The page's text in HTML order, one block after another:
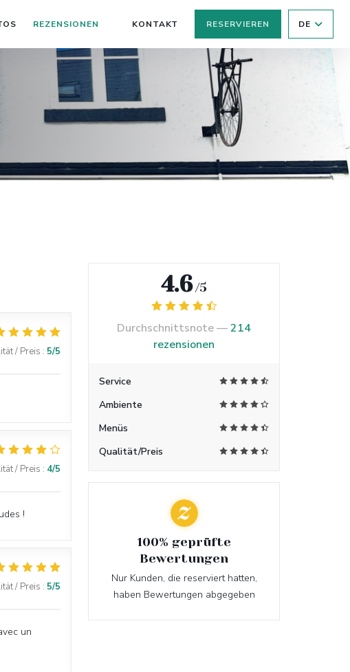
REZENSIONEN KONTAKT RESERVIEREN DE
/ Preis : 5/5
/ Preis : 4/5
!
/ Preis : 5/5
un
4.6 /5
Durchschnittsnote —214
rezensionen
Service
Ambiente
Menüs
Qualität/Preis
100% geprüfte
Bewertungen
Nur Kunden, die reserviert hatten,
haben Bewertungen abgegeben